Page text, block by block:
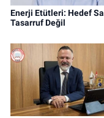
Enerji Etütleri: Hedef
Tasarruf Değil